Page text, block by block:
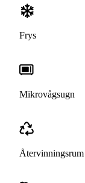
Frys
Mikrovågsugn
Återvinningsrum